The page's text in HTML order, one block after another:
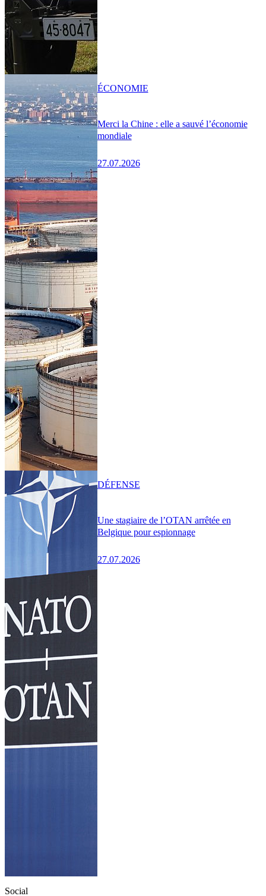
Merci la Chine : elle a sauvé l’économie
mondiale
27.07.2026
ÉCONOMIE
Une stagiaire de l’OTAN arrêtée en
Belgique pour espionnage
27.07.2026
DÉFENSE
Social